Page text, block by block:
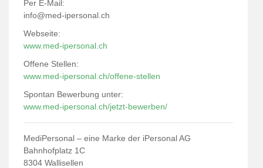
Per E-Mail:
info@med-ipersonal.ch
Webseite:
www.med-ipersonal.ch
Offene Stellen:
www.med-ipersonal.ch/offene-stellen
Spontan Bewerbung unter:
www.med-ipersonal.ch/jetzt-bewerben/
MediPersonal – eine Marke der iPersonal AG
Bahnhofplatz 1C
8304 Wallisellen